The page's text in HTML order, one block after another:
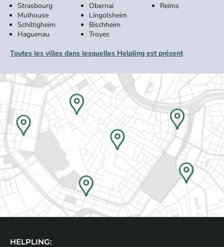
Strasbourg
Mulhouse
Schiltigheim
Haguenau
Obernai
Lingolsheim
Bischheim
Troyes
Reims
Toutes les villes dans lesquelles Helpling est présent
HELPLING: